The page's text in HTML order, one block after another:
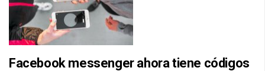
Facebook messenger ahora tiene códigos